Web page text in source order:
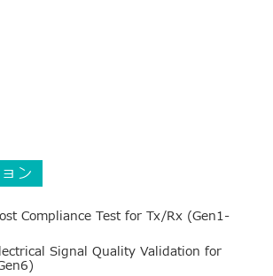
ン
Compliance Test for Tx/Rx (Gen1-
Signal Quality Validation for